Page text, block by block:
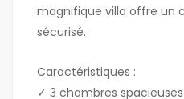
magnifique villa offre un
sécurisé.
Caractéristiques :
✓ 3 chambres spacieuses